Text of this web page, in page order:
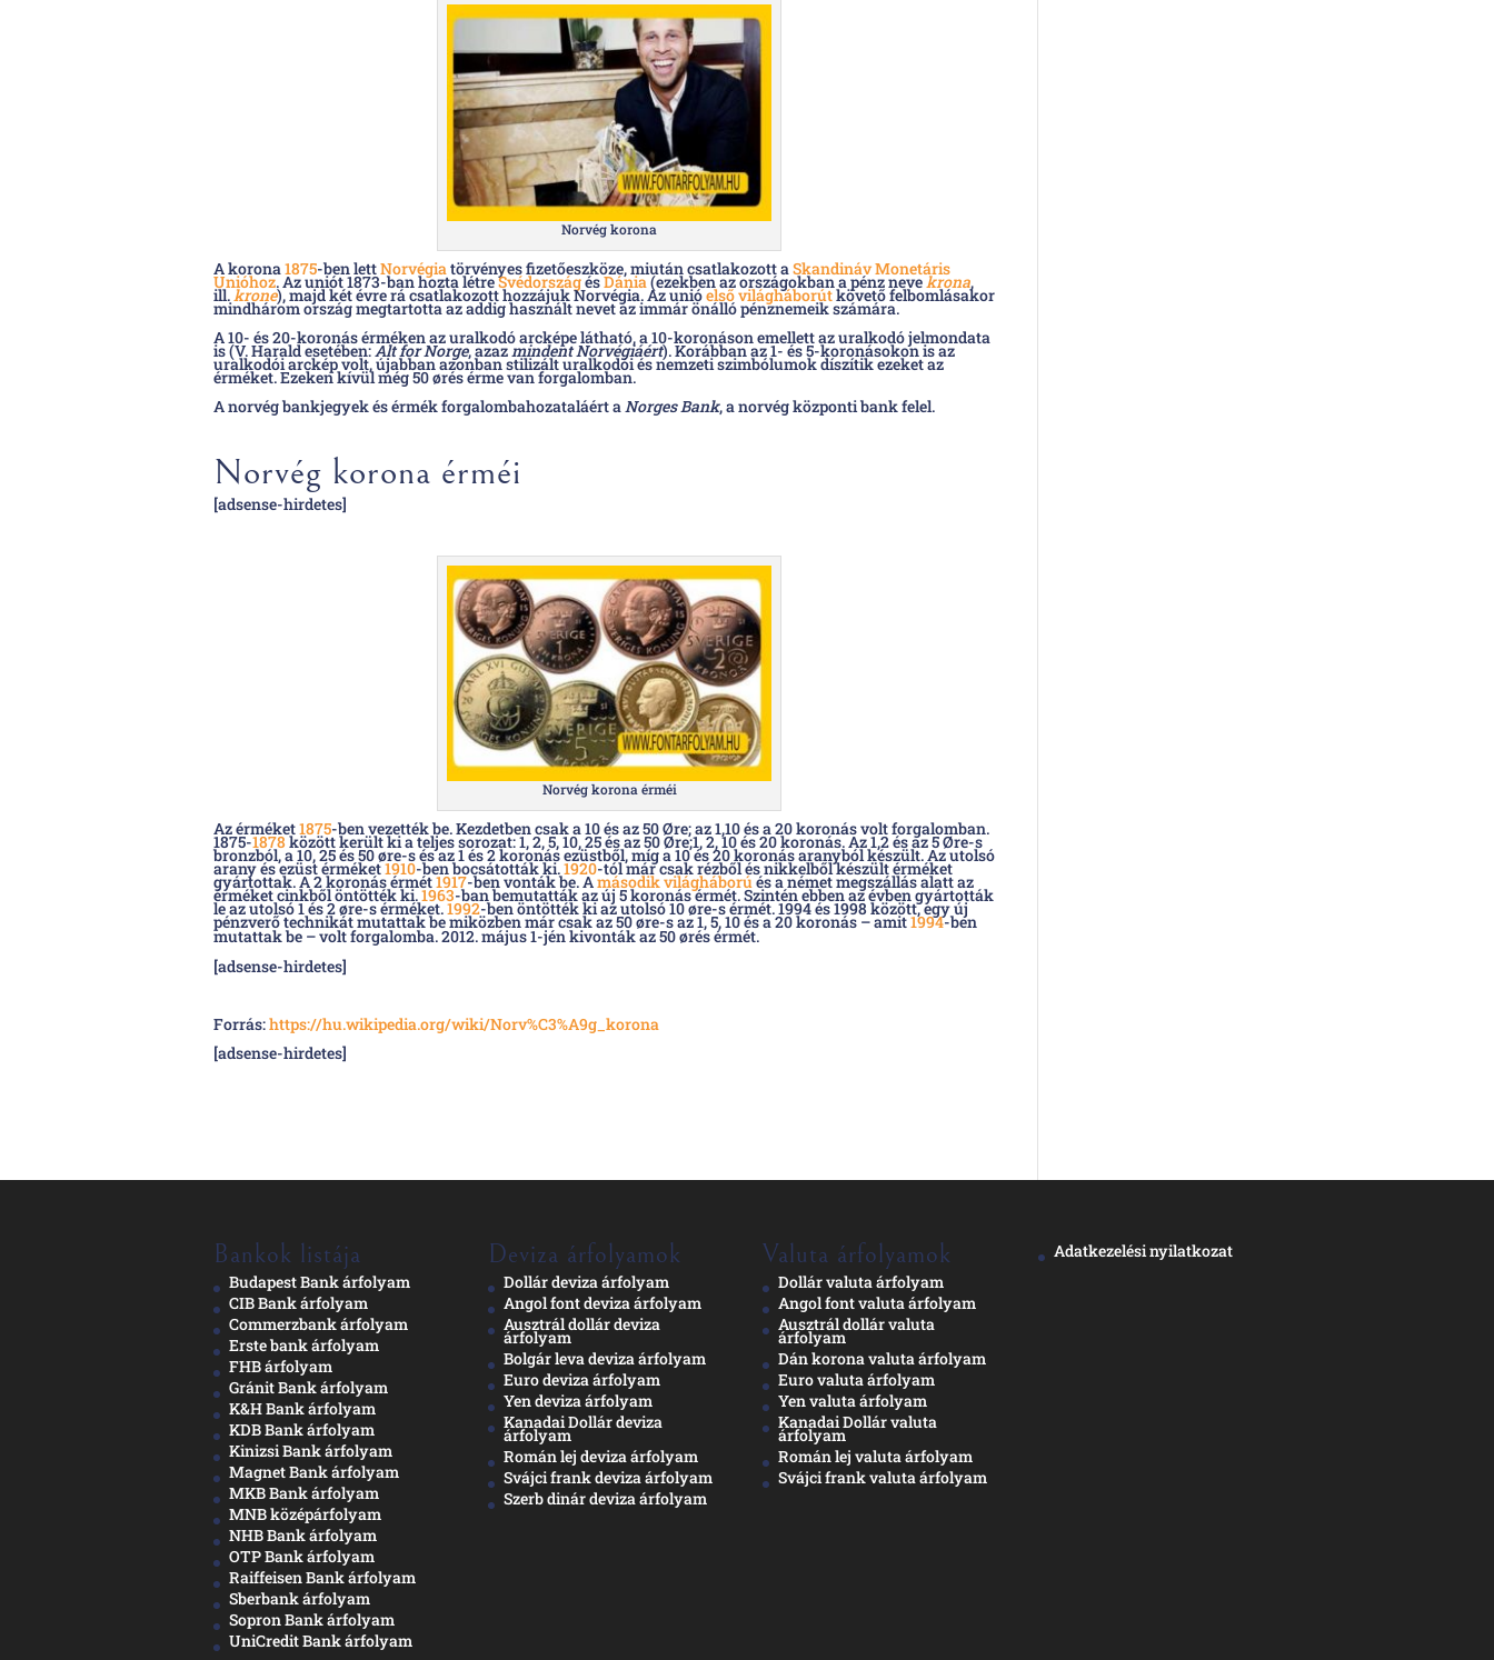
Norvég korona
A korona 1875-ben lettNorvégia törvényes fizetőeszköze, miután csatlakozott a Skandináv Monetáris
Unióhoz. Az uniót 1873-ban hozta létreSvédországésDánia(ezekben az országokban a pénz nevekrona,
ill.krone), majd két évre rá csatlakozott hozzájuk Norvégia. Az unióelső világháborútkövető felbomlásakor
mindhárom ország megtartotta az addig használt nevet az immár önálló pénznemeik számára.
A 10- és 20-koronás érméken az uralkodó arcképe látható, a 10-koronáson emellett az uralkodó jelmondata
is (V. Harald esetében:Alt for Norge, azazmindent Norvégiáért). Korábban az 1- és 5-koronásokon is az
uralkodói arckép volt, újabban azonban stilizált uralkodói és nemzeti szimbólumok díszítik ezeket az
érméket. Ezeken kívül még 50 ørés érme van forgalomban.
A norvég bankjegyek és érmék forgalombahozataláért a Norges Bank, a norvég központi bank felel.
Norvég korona érméi
[adsense-hirdetes]
Norvég korona érméi
Az érméket1875-ben vezették be. Kezdetben csak a 10 és az 50 Øre; az 1,10 és a 20 koronás volt forgalomban.
1875-1878között került ki a teljes sorozat: 1, 2, 5, 10, 25 és az 50 Øre;1, 2, 10 és 20 koronás. Az 1,2 és az 5 Øre-s
bronzból, a 10, 25 és 50 øre-s és az 1 és 2 koronás ezüstből, míg a 10 és 20 koronás aranyból készült. Az utolsó
arany és ezüst érméket1910-ben bocsátották ki.1920-tól már csak rézből és nikkelből készült érméket
gyártottak. A 2 koronás érmét1917-ben vonták be. Amásodik világháborúés a német megszállás alatt az
érméket cinkből öntötték ki.1963-ban bemutatták az új 5 koronás érmét. Szintén ebben az évben gyártották
le az utolsó 1 és 2 øre-s érméket.1992-ben öntötték ki az utolsó 10 øre-s érmét. 1994 és 1998 között, egy új
pénzverő technikát mutattak be miközben már csak az 50 øre-s az 1, 5, 10 és a 20 koronás – amit1994-ben
mutattak be – volt forgalomba.2012. május 1-jén kivonták az 50 ørés érmét.
[adsense-hirdetes]
Forrás:https://hu.wikipedia.org/wiki/Norv%C3%A9g_korona
[adsense-hirdetes]
Bankok listája
Budapest Bank árfolyam
CIB Bank árfolyam
Commerzbank árfolyam
Erste bank árfolyam
FHB árfolyam
Gránit Bank árfolyam
K&H Bank árfolyam
KDB Bank árfolyam
Kinizsi Bank árfolyam
Magnet Bank árfolyam
MKB Bank árfolyam
MNB középárfolyam
NHB Bank árfolyam
OTP Bank árfolyam
Raiffeisen Bank árfolyam
Sberbank árfolyam
Sopron Bank árfolyam
UniCredit Bank árfolyam
Deviza árfolyamok
Dollár deviza árfolyam
Angol font deviza árfolyam
Ausztrál dollár deviza
árfolyam
Bolgár leva deviza árfolyam
Euro deviza árfolyam
Yen deviza árfolyam
Kanadai Dollár deviza
árfolyam
Román lej deviza árfolyam
Svájci frank deviza árfolyam
Szerb dinár deviza árfolyam
Valuta árfolyamok
Dollár valuta árfolyam
Angol font valuta árfolyam
Ausztrál dollár valuta
árfolyam
Dán korona valuta árfolyam
Euro valuta árfolyam
Yen valuta árfolyam
Kanadai Dollár valuta
árfolyam
Román lej valuta árfolyam
Svájci frank valuta árfolyam
Adatkezelési nyilatkozat